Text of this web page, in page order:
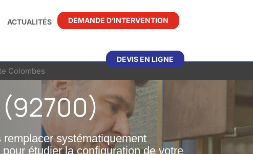
ACTUALITÉS DEMANDE D’INTERVENTION
DEVIS EN LIGNE
Colombes
systématiquement
étudier la configuration de votre